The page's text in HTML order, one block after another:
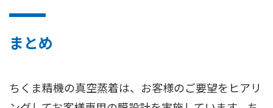
まとめ
ちくま精機の真空蒸着は、お客様のご要望をヒアリ